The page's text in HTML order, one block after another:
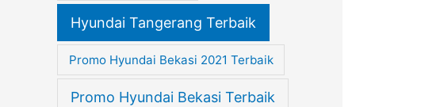
Hyundai Tangerang Terbaik
Promo Hyundai Bekasi 2021 Terbaik
Promo Hyundai Bekasi Terbaik